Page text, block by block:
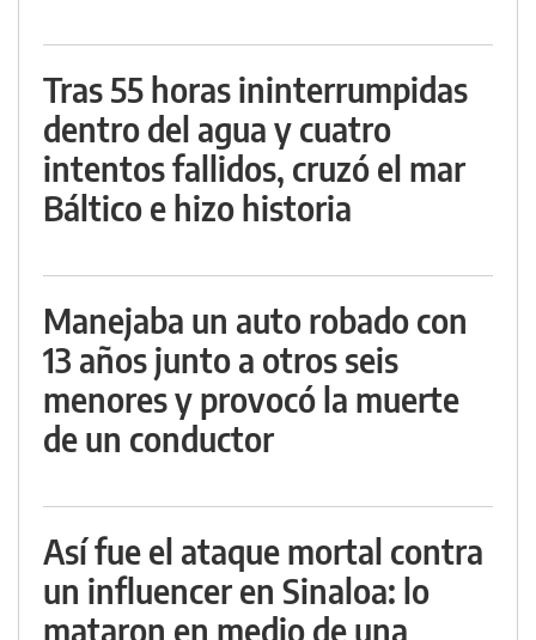
Tras 55 horas ininterrumpidas
dentro del agua y cuatro
intentos fallidos, cruzó el mar
Báltico e hizo historia
Manejaba un auto robado con
13 años junto a otros seis
menores y provocó la muerte
de un conductor
Así fue el ataque mortal contra
un influencer en Sinaloa: lo
mataron en medio de una